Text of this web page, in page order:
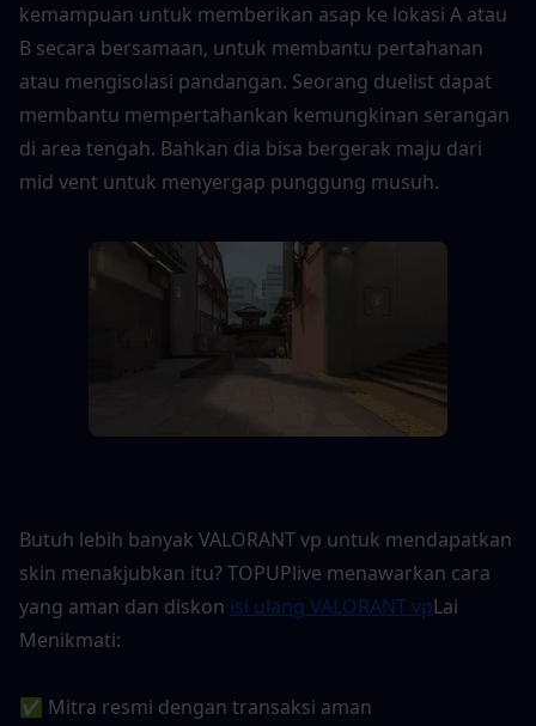
kemampuan untuk memberikan asap ke lokasi A atau
B secara bersamaan, untuk membantu pertahanan
atau mengisolasi pandangan. Seorang duelist dapat
membantu mempertahankan kemungkinan serangan
di area tengah. Bahkan dia bisa bergerak maju dari
mid vent untuk menyergap punggung musuh.
Butuh lebih banyak VALORANT vp untuk mendapatkan
skin menakjubkan itu? TOPUPlive menawarkan cara
yang aman dan diskon isi ulang VALORANT vpLai
Menikmati:
✅ Mitra resmi dengan transaksi aman